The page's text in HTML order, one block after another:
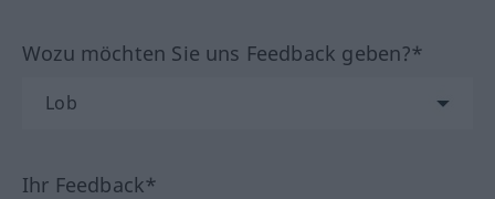
Wozu möchten Sie uns Feedback geben?*
Ihr Feedback*